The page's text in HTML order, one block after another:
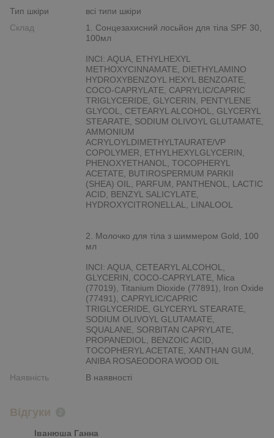
Тип шкіри
всі типи шкіри
Склад
1. Сонцезахисний лосьйон для тіла SPF 30,
100мл
INCI: AQUA, ETHYLHEXYL
METHOXYCINNAMATE, DIETHYLAMINO
HYDROXYBENZOYL HEXYL BENZOATE,
COCO-CAPRYLATE, CAPRYLIC/CAPRIC
TRIGLYCERIDE, GLYCERIN, PENTYLENE
GLYCOL, CETEARYL ALCOHOL, GLYCERYL
STEARATE, SODIUM OLIVOYL GLUTAMATE,
AMMONIUM
ACRYLOYLDIMETHYLTAURATE/VP
COPOLYMER, ETHYLHEXYLGLYCERIN,
PHENOXYETHANOL, TOCOPHERYL
ACETATE, BUTIROSPERMUM PARKII
(SHEA) OIL, PARFUM, PANTHENOL, LACTIC
ACID, BENZYL SALICYLATE,
HYDROXYCITRONELLAL, LINALOOL
2. Молочко для тіла з шиммером Gold, 100
мл
INCI: AQUA, CETEARYL ALCOHOL,
GLYCERIN, COCO-CAPRYLATE, Mica
(77019), Titanium Dioxide (77891), Iron Oxide
(77491), CAPRYLIC/CAPRIC
TRIGLYCERIDE, GLYCERYL STEARATE,
SODIUM OLIVOYL GLUTAMATE,
SQUALANE, SORBITAN CAPRYLATE,
PROPANEDIOL, BENZOIC ACID,
TOCOPHERYL ACETATE, XANTHAN GUM,
ANIBA ROSAEODORA WOOD OIL
Наявність
В наявності
Відгуки
Іванюша Ганна